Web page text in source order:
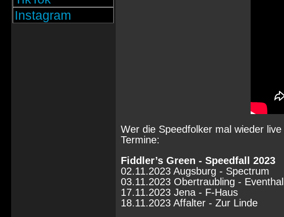
Instagram
Wer die Speedfolker mal wieder
Termine:
Fiddler’s Green - Speedfall 2023
02.11.2023 Augsburg - Spectrum
03.11.2023 Obertraubling -
17.11.2023 Jena - F-Haus
18.11.2023 Affalter - Zur Linde